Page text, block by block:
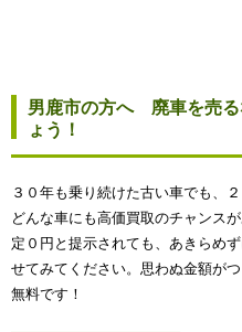
男鹿市の方へ 廃車を売る
ょう！
３０年も乗り続けた古い車でも、
どんな車にも高価買取のチャンス
定０円と提示されても、あきらめ
せてみてください。思わぬ金額が
無料です！